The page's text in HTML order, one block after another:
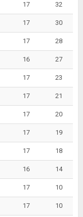
17 32
17 30
17 28
16 27
17 23
17 21
17 20
17 19
17 18
16 14
17 10
17 10